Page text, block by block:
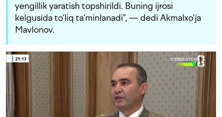
yengillik yaratish topshirildi. Buning ijrosi
kelgusida to‘liq ta’minlanadi”, — dedi Akmalxo‘ja
Mavlonov.